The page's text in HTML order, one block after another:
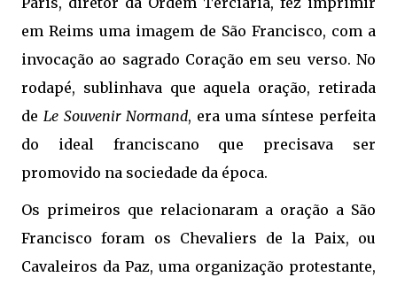
em Reims uma imagem de São Francisco, com a
invocação ao sagrado Coração em seu verso. No
rodapé, sublinhava que aquela oração, retirada
de Le Souvenir Normand, era uma síntese perfeita
do ideal franciscano que precisava ser
promovido na sociedade da época.
Os primeiros que relacionaram a oração a São
Francisco foram os Chevaliers de la Paix, ou
Cavaleiros da Paz, uma organização protestante,